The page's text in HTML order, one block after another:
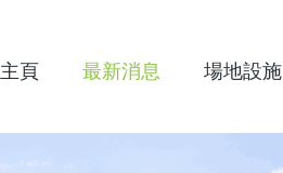
主頁 最新消息 場地設施